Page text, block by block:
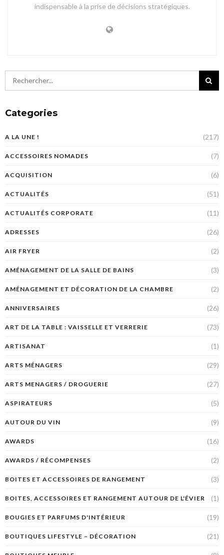
indispensable à la prise de décisions stratégiques.
Categories
A LA UNE ! (217)
ACCESSOIRES NOMADES (7)
ACQUISITION (6)
ACTUALITÉS (51)
ACTUALITÉS CORPORATE (11)
ADRESSES (26)
AIR FRYER (2)
AMÉNAGEMENT DE LA SALLE DE BAINS (3)
AMÉNAGEMENT ET DÉCORATION DE LA CHAMBRE (2)
ANNIVERSAIRES (26)
ART DE LA TABLE : VAISSELLE ET VERRERIE (73)
ARTISANAT (1)
ARTS MÉNAGERS (29)
ARTS MENAGERS / DROGUERIE (27)
ASPIRATEURS (5)
AUTOUR DU VIN (9)
AWARDS (16)
AWARDS / RÉCOMPENSES (2)
BOITES ET ACCESSOIRES DE RANGEMENT (3)
BOITES, ACCESSOIRES ET RANGEMENT AUTOUR DE L'ÉVIER (1)
BOUGIES ET PARFUMS D'INTÉRIEUR (19)
BOUTIQUES LIFESTYLE – DÉCORATION (21)